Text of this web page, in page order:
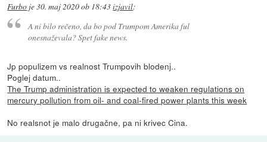
Furbo je30. maj 2020 ob 18:43izjavil:
A ni bilo rečeno, da bo pod Trumpom Amerika ful
onesnaževala? Spet fake news.
Jp populizem vs realnost Trumpovih blodenj..
Poglej datum..
The Trump administration is expected to weaken regulations on
mercury pollution from oil- and coal-fired power plants this week
No realsnot je malo drugačne, pa ni krivec Cina.